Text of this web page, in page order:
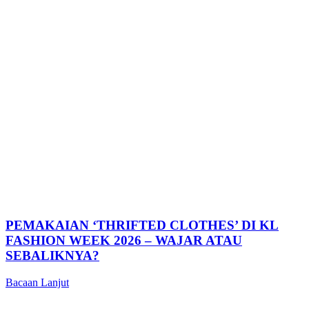
PEMAKAIAN ‘THRIFTED CLOTHES’ DI KL
FASHION WEEK 2026 – WAJAR ATAU
SEBALIKNYA?
Bacaan Lanjut